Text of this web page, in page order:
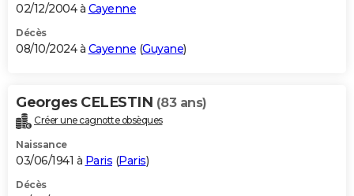
02/12/2004 à Cayenne
Décès
08/10/2024 à Cayenne (Guyane)
Georges CELESTIN (83 ans)
Créer une cagnotte obsèques
Naissance
03/06/1941 à Paris (Paris)
Décès